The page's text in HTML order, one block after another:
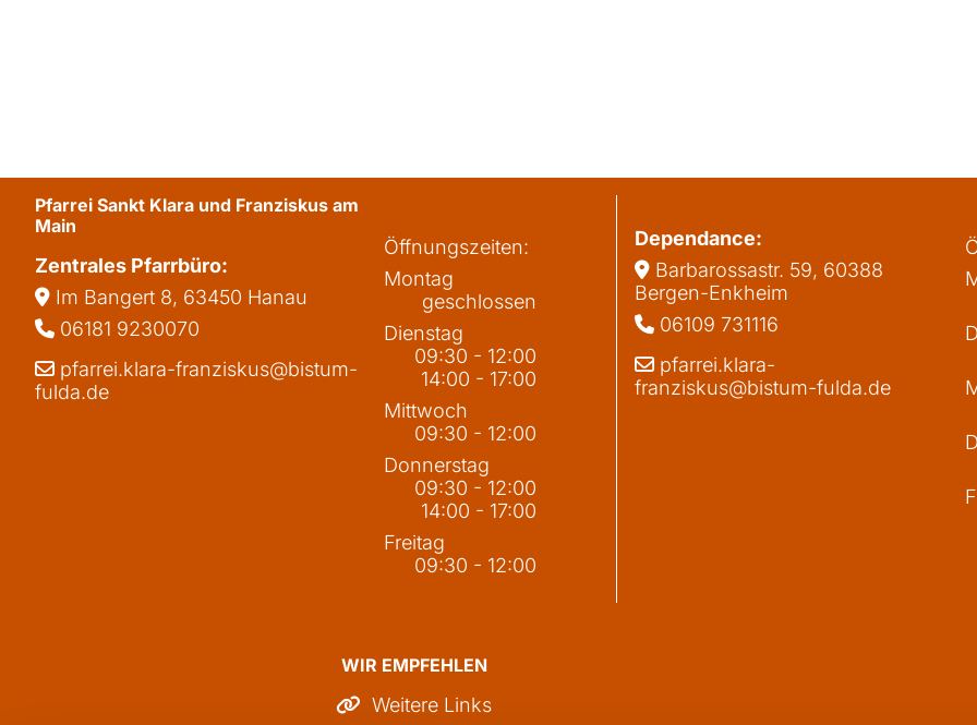
Pfarrei Sankt Klara und Franziskus am
Main
Zentrales Pfarrbüro:
 Im Bangert 8, 63450 Hanau
 06181 9230070
 pfarrei.klara-franziskus@bistum-
fulda.de
Öffnungszeiten:
Montag
geschlossen
Dienstag
09:30 - 12:00
14:00 - 17:00
Mittwoch
09:30 - 12:00
Donnerstag
09:30 - 12:00
14:00 - 17:00
Freitag
09:30 - 12:00
Dependance:
 Barbarossastr. 59, 60388
Bergen-Enkheim
 06109 731116
 pfarrei.klara-
franziskus@bistum-fulda.de
WIR EMPFEHLEN
 Weitere Links